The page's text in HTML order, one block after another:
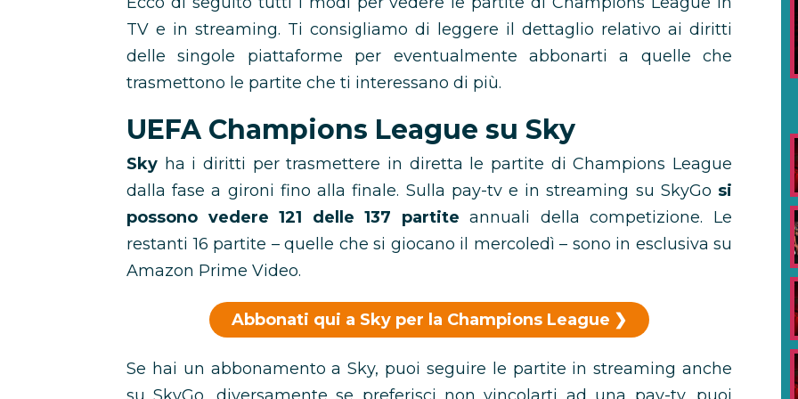
TV e in streaming. Ti consigliamo di leggere il dettaglio relativo ai diritti
delle singole piattaforme per eventualmente abbonarti a quelle che
trasmettono le partite che ti interessano di più.
UEFA Champions League su Sky
Sky ha i diritti per trasmettere in diretta le partite di Champions League
dalla fase a gironi fino alla finale. Sulla pay-tv e in streaming su SkyGo si
possono vedere 121 delle 137 partite annuali della competizione. Le
restanti 16 partite – quelle che si giocano il mercoledì – sono in esclusiva su
Amazon Prime Video.
Abbonati qui a Sky per la Champions League
Se hai un abbonamento a Sky, puoi seguire le partite in streaming anche